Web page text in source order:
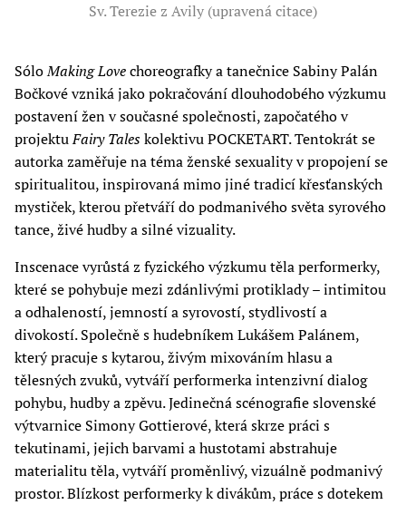
Sv. Terezie z Avily (upravená citace)
SóloMaking Lovechoreografky a tanečnice Sabiny Palán
Bočkové vzniká jako pokračování dlouhodobého výzkumu
postavení žen v současné společnosti, započatého v
projektuFairy Taleskolektivu POCKETART. Tentokrát se
autorka zaměřuje na téma ženské sexuality v propojení se
spiritualitou, inspirovaná mimo jiné tradicí křesťanských
mystiček, kterou přetváří do podmanivého světa syrového
tance, živé hudby a silné vizuality.
Inscenace vyrůstá z fyzického výzkumu těla performerky,
které se pohybuje mezi zdánlivými protiklady – intimitou
a odhaleností, jemností a syrovostí, stydlivostí a
divokostí. Společně s hudebníkem Lukášem Palánem,
který pracuje s kytarou, živým mixováním hlasu a
tělesných zvuků, vytváří performerka intenzivní dialog
pohybu, hudby a zpěvu. Jedinečná scénografie slovenské
výtvarnice Simony Gottierové, která skrze práci s
tekutinami, jejich barvami a hustotami abstrahuje
materialitu těla, vytváří proměnlivý, vizuálně podmanivý
prostor. Blízkost performerky k divákům, práce s dotekem